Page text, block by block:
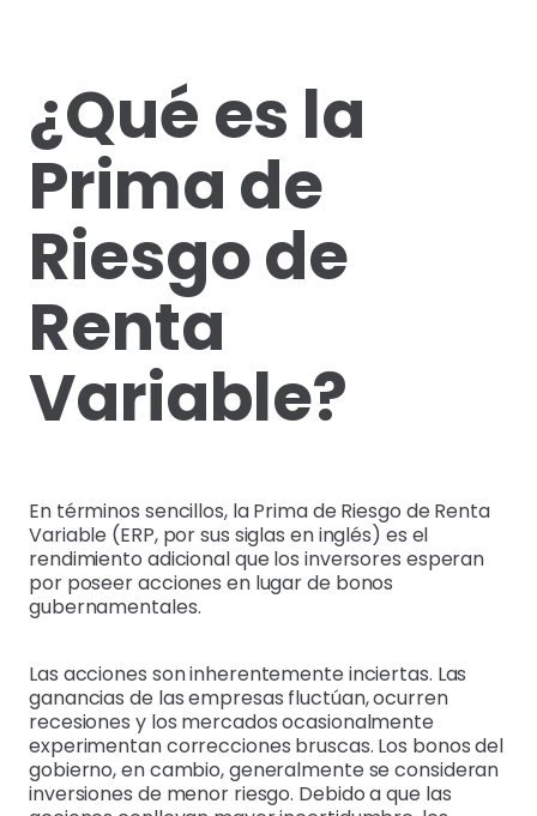
¿Qué es la
Prima de
Riesgo de
Renta
Variable?
En términos sencillos, la Prima de Riesgo de Renta
Variable (ERP, por sus siglas en inglés) es el
rendimiento adicional que los inversores esperan
por poseer acciones en lugar de bonos
gubernamentales.
Las acciones son inherentemente inciertas. Las
ganancias de las empresas fluctúan, ocurren
recesiones y los mercados ocasionalmente
experimentan correcciones bruscas. Los bonos del
gobierno, en cambio, generalmente se consideran
inversiones de menor riesgo. Debido a que las